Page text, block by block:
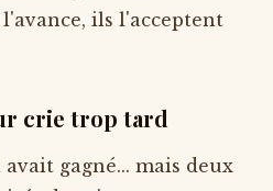
ils l'acceptent
crie trop tard
gagné... mais deux